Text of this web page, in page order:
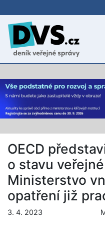
OECD
o stavu
Ministerstvo
opatření již
3. 4. 2023